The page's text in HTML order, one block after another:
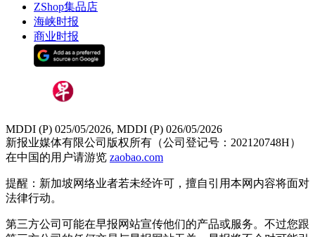
ZShop集品店
海峡时报
商业时报
MDDI (P) 025/05/2026, MDDI (P) 026/05/2026
新报业媒体有限公司版权所有（公司登记号：202120748H）
在中国的用户请游览 zaobao.com
提醒：新加坡网络业者若未经许可，擅自引用本网内容将面对
法律行动。
第三方公司可能在早报网站宣传他们的产品或服务。不过您跟